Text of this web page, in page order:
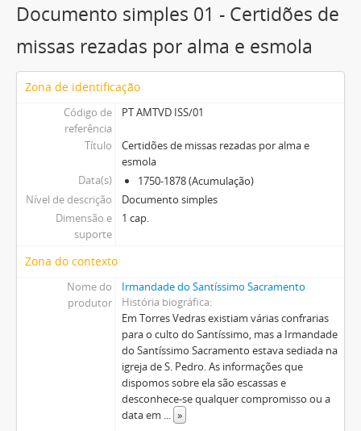
Documento simples 01 - Certidões de
missas rezadas por alma e esmola
Zona de identificação
Código de
referência
PT AMTVD ISS/01
Título
Certidões de missas rezadas por alma e
esmola
Data(s)
1750-1878 (Acumulação)
Nível de descrição
Documento simples
Dimensão e
suporte
1 cap.
Zona do contexto
Nome do
produtor
Irmandade do Santíssimo Sacramento
História biográfica
Em Torres Vedras existiam várias confrarias
para o culto do Santíssimo, mas a Irmandade
do Santíssimo Sacramento estava sediada na
igreja de S. Pedro. As informações que
dispomos sobre ela são escassas e
desconhece-se qualquer compromisso ou a
data em
»